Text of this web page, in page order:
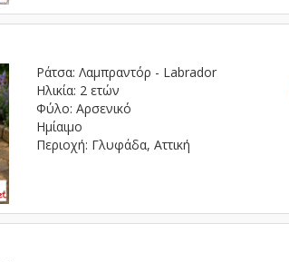
Ράτσα: Λαμπραντόρ - Labrador
Ηλικία: 2 ετών
Φύλο: Αρσενικό
Ημίαιμο
Περιοχή: Γλυφάδα, Αττική